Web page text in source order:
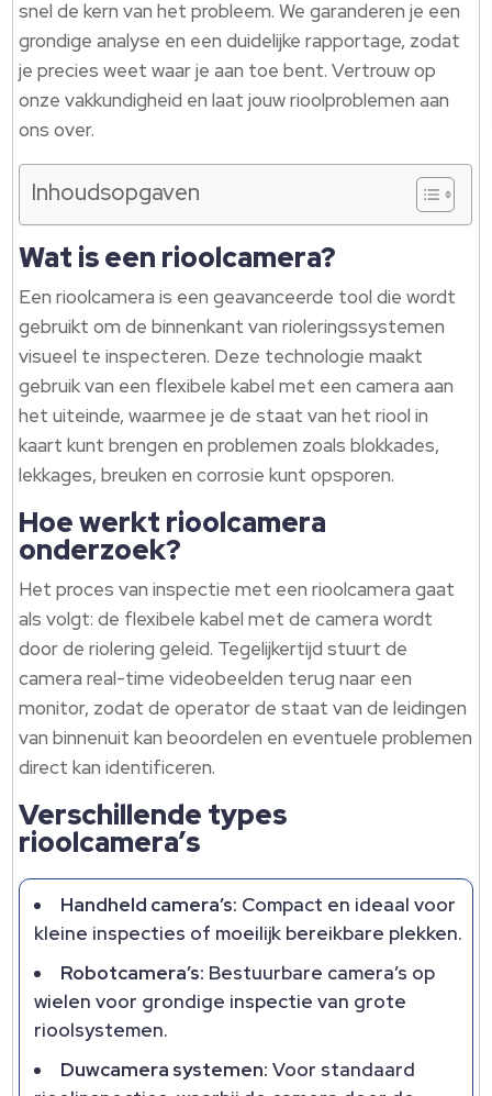
snel de kern van het probleem. We garanderen je een
grondige analyse en een duidelijke rapportage, zodat
je precies weet waar je aan toe bent. Vertrouw op
onze vakkundigheid en laat jouw rioolproblemen aan
ons over.
Inhoudsopgaven
Wat is een rioolcamera?
Een rioolcamera is een geavanceerde tool die wordt
gebruikt om de binnenkant van rioleringssystemen
visueel te inspecteren. Deze technologie maakt
gebruik van een flexibele kabel met een camera aan
het uiteinde, waarmee je de staat van het riool in
kaart kunt brengen en problemen zoals blokkades,
lekkages, breuken en corrosie kunt opsporen.
Hoe werkt rioolcamera
onderzoek?
Het proces van inspectie met een rioolcamera gaat
als volgt: de flexibele kabel met de camera wordt
door de riolering geleid. Tegelijkertijd stuurt de
camera real-time videobeelden terug naar een
monitor, zodat de operator de staat van de leidingen
van binnenuit kan beoordelen en eventuele problemen
direct kan identificeren.
Verschillende types
rioolcamera’s
Handheld camera’s: Compact en ideaal voor
kleine inspecties of moeilijk bereikbare plekken.
Robotcamera’s: Bestuurbare camera’s op
wielen voor grondige inspectie van grote
rioolsystemen.
Duwcamera systemen: Voor standaard